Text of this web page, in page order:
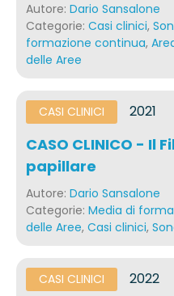
Autore: Dario Sansalone
Categorie: Casi clinici,
formazione continua,
delle Aree
CASI CLINICI 2021
CASO CLINICO - Il
papillare
Autore: Dario Sansalone
Categorie: Media di
delle Aree, Casi clinici,
CASI CLINICI 2022